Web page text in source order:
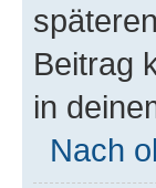
Beitrag
in
Nach